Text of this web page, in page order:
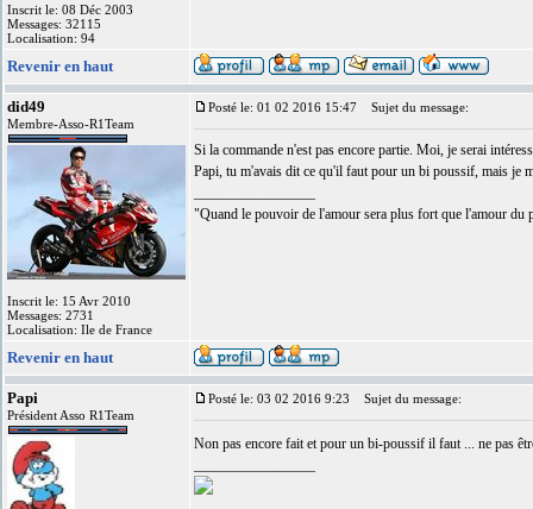
Inscrit le: 08 Déc 2003
Messages: 32115
Localisation: 94
Revenir en haut
did49
Membre-Asso-R1Team
Inscrit le: 15 Avr 2010
Messages: 2731
Localisation: Ile de France
Posté le: 01 02 2016 15:47 Sujet du message:
Si la commande n'est pas encore partie. Moi, je serai
Papi, tu m'avais dit ce qu'il faut pour un bi poussif, mais je
"Quand le pouvoir de l'amour sera plus fort que l'amour
Revenir en haut
Papi
Président Asso R1Team
Posté le: 03 02 2016 9:23 Sujet du message:
Non pas encore fait et pour un bi-poussif il faut ... ne pas